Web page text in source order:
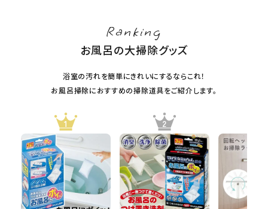
Ranking
お風呂の大掃除グッズ
浴室の汚れを簡単にきれいにするならこれ！
お風呂掃除におすすめの掃除道具をご紹介します。